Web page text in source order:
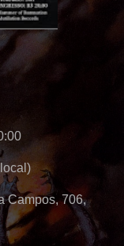
Campos, 706,